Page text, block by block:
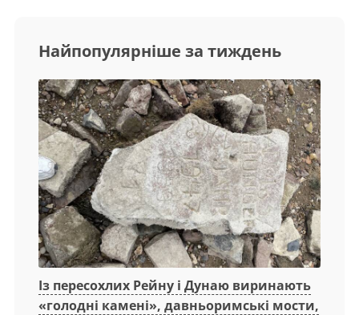
Найпопулярніше за тиждень
Із пересохлих Рейну і Дунаю виринають
«голодні камені», давньоримські мости,